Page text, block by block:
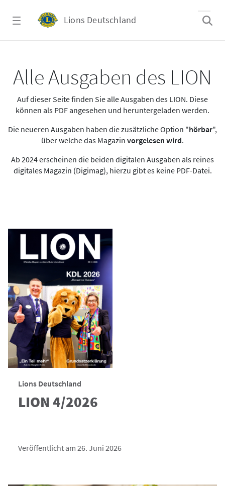
Lions Deutschland
Alle Ausgaben des LION
Auf dieser Seite finden Sie alle Ausgaben des LION. Diese
können als PDF angesehen und heruntergeladen werden.
Die neueren Ausgaben haben die zusätzliche Option "hörbar",
über welche das Magazin vorgelesen wird.
Ab 2024 erscheinen die beiden digitalen Ausgaben als reines
digitales Magazin (Digimag), hierzu gibt es keine PDF-Datei.
Lions Deutschland
LION 4/2026
Veröffentlicht am 26. Juni 2026